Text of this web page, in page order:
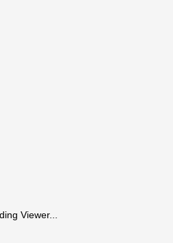
Viewer...